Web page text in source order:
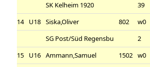
SK Kelheim 1920
39
14
U18 Siska,Oliver 802 w0
SG Post/Süd Regensbu
2
15
U16 Ammann,Samuel 1502 w0